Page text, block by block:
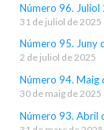
Número 96. Juliol
31 de juliol de 2025
Número 95. Juny
2 de juliol de 2025
Número 94. Maig
30 de maig de 2025
Número 93. Abril